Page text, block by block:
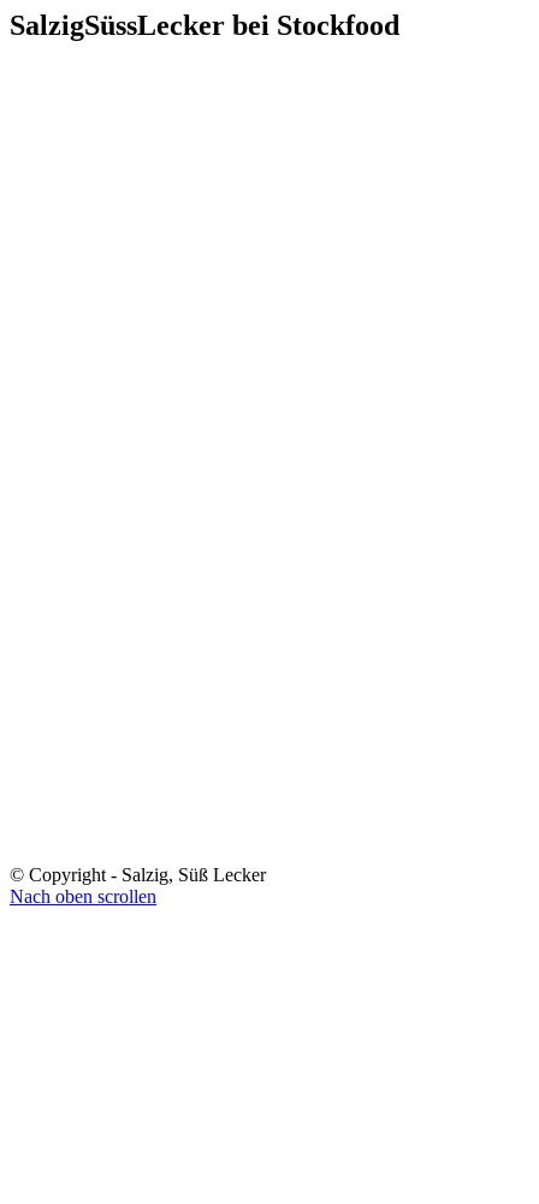
SalzigSüssLecker bei Stockfood
© Copyright - Salzig, Süß Lecker
Nach oben scrollen